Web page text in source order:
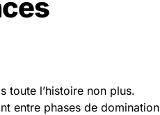
toute l’histoire non plus.
entre phases de domination